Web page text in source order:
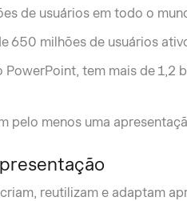
de usuários em todo o
650 milhões de usuários
tem mais de 1,2
pelo menos uma
reutilizam e adaptam